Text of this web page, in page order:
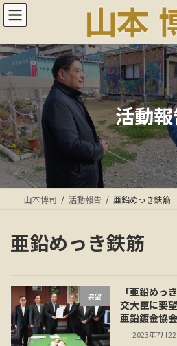
コ
ン
ン
ツ
へ
ス
キ
ッ
プ
ナ
ビ
ー
シ
ョ
ン
に
移
動
活動
山本博司 活動報告 亜鉛めっき鉄筋
亜鉛めっき鉄筋
要望
「亜鉛めっ
交大臣に要
亜鉛鍍金協
2023年7月